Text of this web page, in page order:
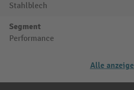
Stahlblech
Segment
Performance
Alle